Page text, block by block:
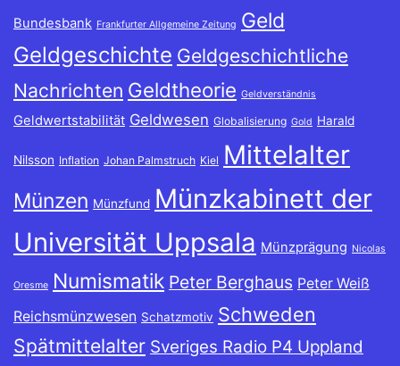
Bundesbank Frankfurter Allgemeine Zeitung Geld
Geldgeschichte Geldgeschichtliche
Nachrichten Geldtheorie Geldverständnis
Geldwertstabilität Geldwesen Globalisierung Gold Harald
Nilsson Inflation Johan Palmstruch Kiel Mittelalter
Münzen Münzfund Münzkabinett der
Universität Uppsala Münzprägung Nicolas
Oresme Numismatik Peter Berghaus Peter Weiß
Reichsmünzwesen Schatzmotiv Schweden
Spätmittelalter Sveriges Radio P4 Uppland